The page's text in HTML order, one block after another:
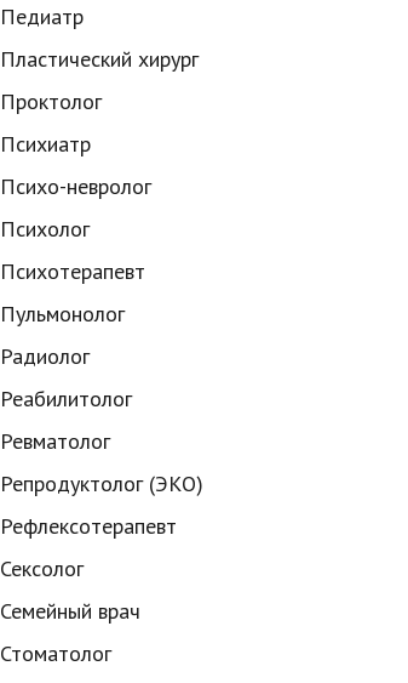
Педиатр
Пластический хирург
Проктолог
Психиатр
Психо-невролог
Психолог
Психотерапевт
Пульмонолог
Радиолог
Реабилитолог
Ревматолог
Репродуктолог (ЭКО)
Рефлексотерапевт
Сексолог
Семейный врач
Стоматолог